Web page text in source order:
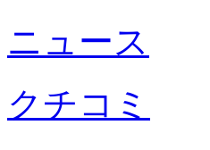
ニュース
クチコミ